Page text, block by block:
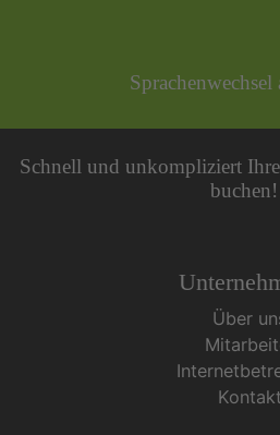
Sprachenwechsel
Schnell und unkompliziert
buchen!
Über
Kontakt